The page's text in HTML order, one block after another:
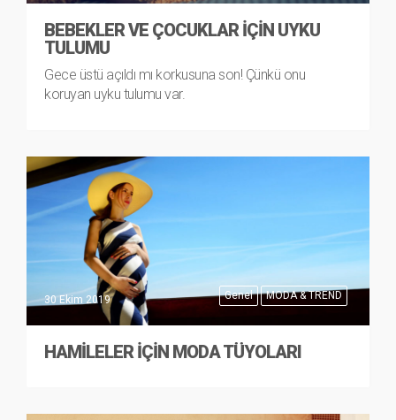
BEBEKLER VE ÇOCUKLAR İÇIN UYKU
TULUMU
Gece üstü açıldı mı korkusuna son! Çünkü onu
koruyan uyku tulumu var.
Genel MODA & TREND
30 Ekim 2019
HAMILELER İÇIN MODA TÜYOLARI